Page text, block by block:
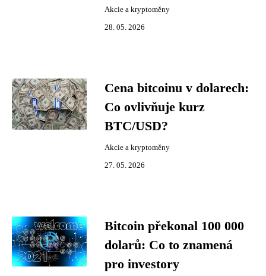
Akcie a kryptoměny
28. 05. 2026
Cena bitcoinu v dolarech:
Co ovlivňuje kurz
BTC/USD?
Akcie a kryptoměny
27. 05. 2026
Bitcoin překonal 100 000
dolarů: Co to znamená
pro investory